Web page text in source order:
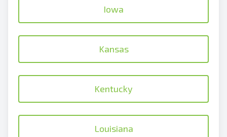
Iowa
Kansas
Kentucky
Louisiana